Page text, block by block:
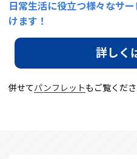
日常生活に役立つ様々なサ
けます！
詳しく
併せてパンフレットもご覧くださ